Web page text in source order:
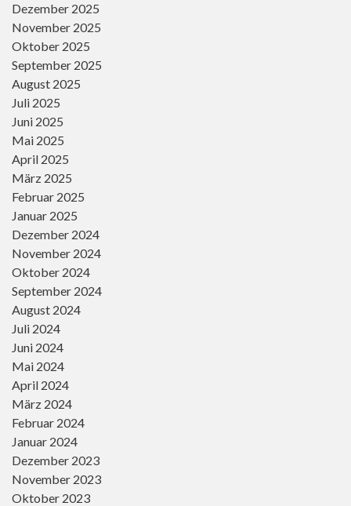
Dezember 2025
November 2025
Oktober 2025
September 2025
August 2025
Juli 2025
Juni 2025
Mai 2025
April 2025
März 2025
Februar 2025
Januar 2025
Dezember 2024
November 2024
Oktober 2024
September 2024
August 2024
Juli 2024
Juni 2024
Mai 2024
April 2024
März 2024
Februar 2024
Januar 2024
Dezember 2023
November 2023
Oktober 2023